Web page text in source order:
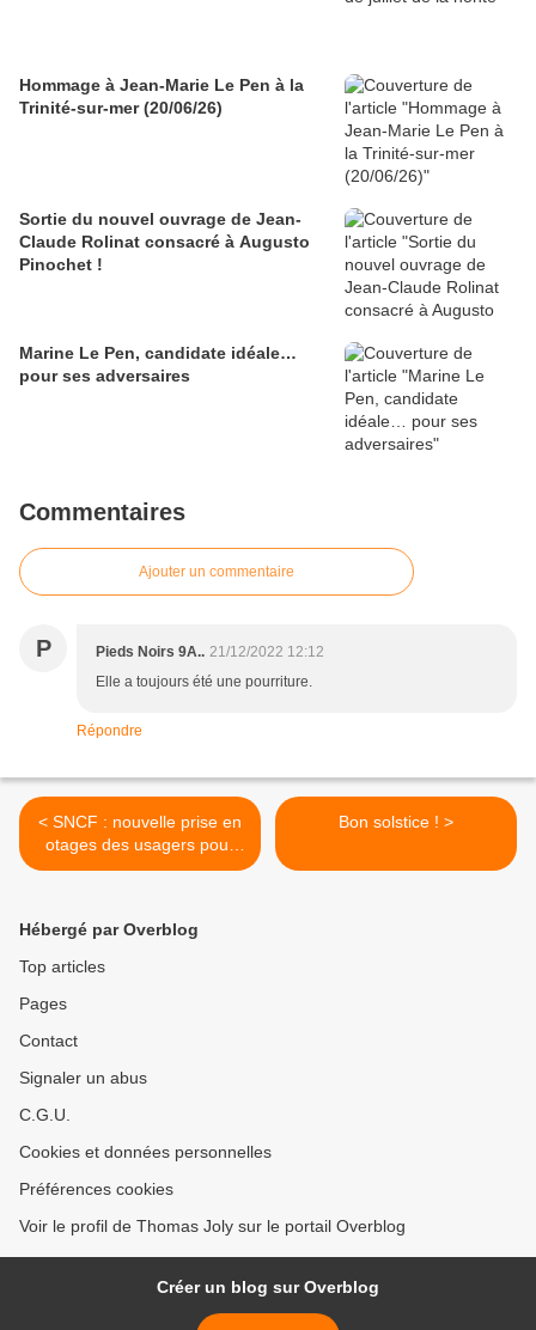
Hommage à Jean-Marie Le Pen à la
Trinité-sur-mer (20/06/26)
Sortie du nouvel ouvrage de Jean-
Claude Rolinat consacré à Augusto
Pinochet !
Marine Le Pen, candidate idéale…
pour ses adversaires
Commentaires
Ajouter un commentaire
P Pieds Noirs 9A.. 21/12/2022 12:12
Elle a toujours été une pourriture.
Répondre
< SNCF : nouvelle prise en
otages des usagers pour
Noël
Bon solstice ! >
Hébergé par Overblog
Top articles
Pages
Contact
Signaler un abus
C.G.U.
Cookies et données personnelles
Préférences cookies
Voir le profil de Thomas Joly sur le portail Overblog
Créer un blog sur Overblog